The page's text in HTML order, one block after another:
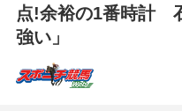
点!余裕の1番時計
強い」